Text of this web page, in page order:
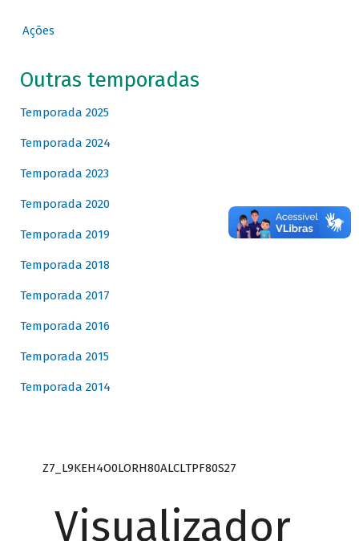
Ações
Outras temporadas
Temporada 2025
Temporada 2024
Temporada 2023
Temporada 2020
Temporada 2019
Temporada 2018
Temporada 2017
Temporada 2016
Temporada 2015
Temporada 2014
Z7_L9KEH4O0LORH80ALCLTPF80S27
Visualizador